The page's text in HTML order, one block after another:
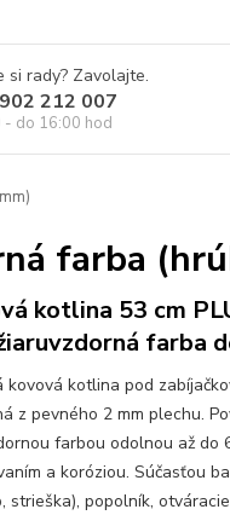
si rady? Zavolajte.
212 007
- do 16:00 hod
farba
kotlina 53 cm
farba
kovová kotlina pod
z pevného 2 mm plechu.
farbou odolnou až do
a koróziou. Súčasťou
strieška), popolník, otváracie